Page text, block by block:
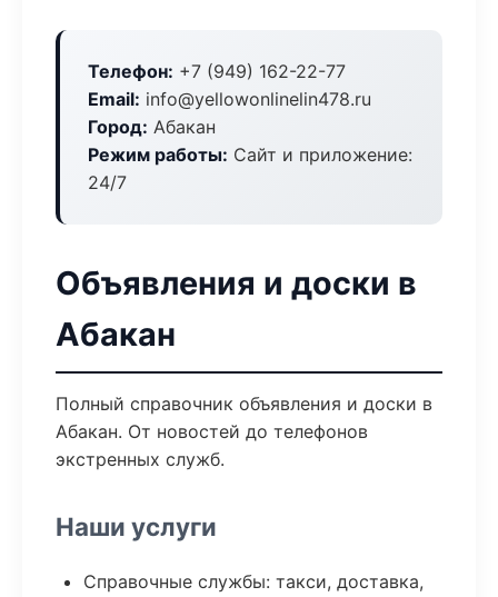
Телефон: +7 (949) 162-22-77
Email: info@yellowonlinelin478.ru
Город: Абакан
Режим работы: Сайт и приложение:
24/7
Объявления и доски в
Абакан
Полный справочник объявления и доски в
Абакан. От новостей до телефонов
экстренных служб.
Наши услуги
Справочные службы: такси, доставка,